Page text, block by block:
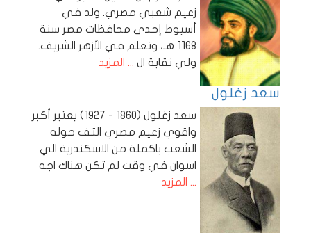
زعيم شعبي مصري. ولد في
أسيوط إحدى محافظات مصر سنة
1168 هـ، وتعلم في الأزهر الشريف.
ولي نقابة ال ... المزيد
سعد زغلول
سعد زغلول (1860 - 1927) يعتبر أكبر
واقوي زعيم مصري التف حوله
الشعب باكملة من الاسكندرية الي
اسوان في وقت لم تكن هناك اجه
... المزيد